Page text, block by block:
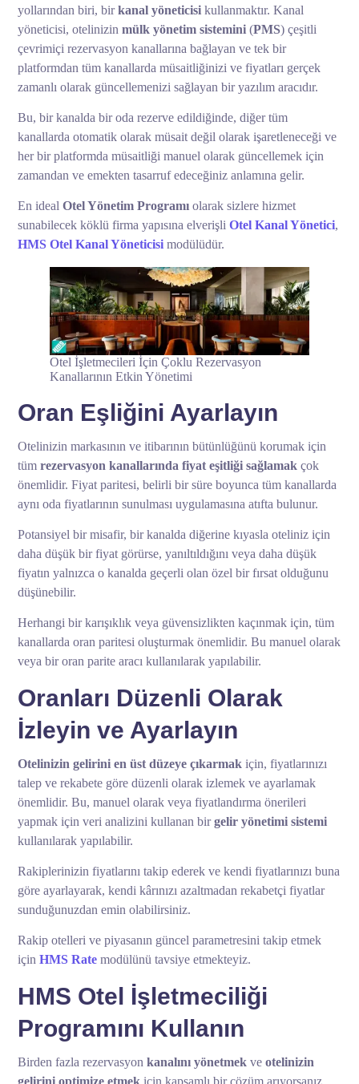
yollarından biri, birkanal yöneticisi kullanmaktır. Kanal
yöneticisi, otelinizinmülk yönetim sistemini (PMS) çeşitli
çevrimiçi rezervasyon kanallarına bağlayan ve tek bir
platformdan tüm kanallarda müsaitliğinizi ve fiyatları gerçek
zamanlı olarak güncellemenizi sağlayan bir yazılım aracıdır.
Bu, bir kanalda bir oda rezerve edildiğinde, diğer tüm
kanallarda otomatik olarak müsait değil olarak işaretleneceği ve
her bir platformda müsaitliği manuel olarak güncellemek için
zamandan ve emekten tasarruf edeceğiniz anlamına gelir.
En idealOtel Yönetim Programı olarak sizlere hizmet
sunabilecek köklü firma yapısına elverişliOtel Kanal Yönetici,
HMS Otel Kanal Yöneticisi modülüdür.
Otel İşletmecileri İçin Çoklu Rezervasyon
Kanallarının Etkin Yönetimi
Oran Eşliğini Ayarlayın
Otelinizin markasının ve itibarının bütünlüğünü korumak için
tümrezervasyon kanallarında fiyat eşitliği sağlamakçok
önemlidir. Fiyat paritesi, belirli bir süre boyunca tüm kanallarda
aynı oda fiyatlarının sunulması uygulamasına atıfta bulunur.
Potansiyel bir misafir, bir kanalda diğerine kıyasla oteliniz için
daha düşük bir fiyat görürse, yanıltıldığını veya daha düşük
fiyatın yalnızca o kanalda geçerli olan özel bir fırsat olduğunu
düşünebilir.
Herhangi bir karışıklık veya güvensizlikten kaçınmak için, tüm
kanallarda oran paritesi oluşturmak önemlidir. Bu manuel olarak
veya bir oran parite aracı kullanılarak yapılabilir.
Oranları Düzenli Olarak
İzleyin ve Ayarlayın
Otelinizin gelirini en üst düzeye çıkarmak için, fiyatlarınızı
talep ve rekabete göre düzenli olarak izlemek ve ayarlamak
önemlidir. Bu, manuel olarak veya fiyatlandırma önerileri
yapmak için veri analizini kullanan birgelir yönetimi sistemi
kullanılarak yapılabilir.
Rakiplerinizin fiyatlarını takip ederek ve kendi fiyatlarınızı buna
göre ayarlayarak, kendi kârınızı azaltmadan rekabetçi fiyatlar
sunduğunuzdan emin olabilirsiniz.
Rakip otelleri ve piyasanın güncel parametresini takip etmek
içinHMS Rate modülünü tavsiye etmekteyiz.
HMS Otel İşletmeciliği
Programını Kullanın
Birden fazla rezervasyonkanalını yönetmek veotelinizin